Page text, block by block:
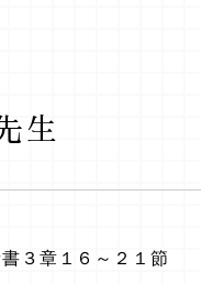
生
３章１６～２１節